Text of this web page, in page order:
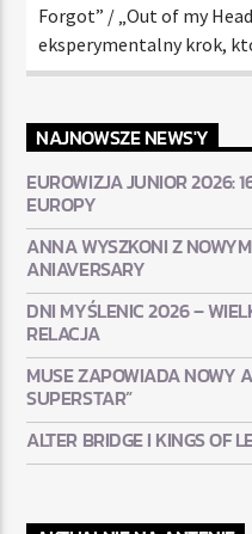
Forgot” / „Out of my
eksperymentalny krok,
NAJNOWSZE NEWS'Y
EUROWIZJA JUNIOR 2026:
EUROPY
ANNA WYSZKONI Z
ANIAVERSARY
DNI MYŚLENIC 2026 –
RELACJA
MUSE ZAPOWIADA NOWY
SUPERSTAR”
ALTER BRIDGE I KINGS OF